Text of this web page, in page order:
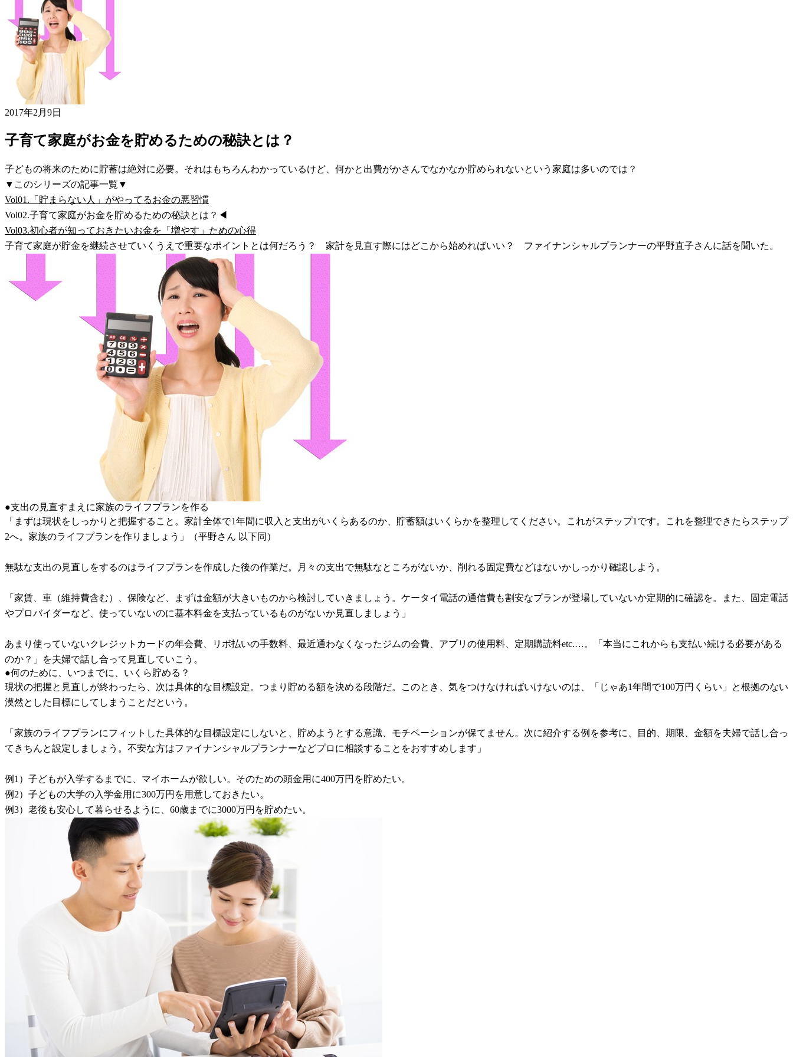
2017年2月9日
子育て家庭がお金を貯めるための秘訣とは？
子どもの将来のために貯蓄は絶対に必要。それはもちろんわかっているけど、何かと出費がかさんでなかなか貯められないという家庭は多いのでは？
▼このシリーズの記事一覧▼
Vol01.「貯まらない人」がやってるお金の悪習慣
Vol02.子育て家庭がお金を貯めるための秘訣とは？◀
Vol03.初心者が知っておきたいお金を「増やす」ための心得
子育て家庭が貯金を継続させていくうえで重要なポイントとは何だろう？ 家計を見直す際にはどこから始めればいい？ ファイナンシャルプランナーの平野直子さんに話を聞いた。
●支出の見直すまえに家族のライフプランを作る
「まずは現状をしっかりと把握すること。家計全体で1年間に収入と支出がいくらあるのか、貯蓄額はいくらかを整理してください。これがステップ1です。これを整理できたらステップ
2へ。家族のライフプランを作りましょう」（平野さん 以下同）
無駄な支出の見直しをするのはライフプランを作成した後の作業だ。月々の支出で無駄なところがないか、削れる固定費などはないかしっかり確認しよう。
「家賃、車（維持費含む）、保険など、まずは金額が大きいものから検討していきましょう。ケータイ電話の通信費も割安なプランが登場していないか定期的に確認を。また、固定電話
やプロバイダーなど、使っていないのに基本料金を支払っているものがないか見直しましょう」
あまり使っていないクレジットカードの年会費、リボ払いの手数料、最近通わなくなったジムの会費、アプリの使用料、定期購読料etc.…。「本当にこれからも支払い続ける必要がある
のか？」を夫婦で話し合って見直していこう。
●何のために、いつまでに、いくら貯める？
現状の把握と見直しが終わったら、次は具体的な目標設定。つまり貯める額を決める段階だ。このとき、気をつけなければいけないのは、「じゃあ1年間で100万円くらい」と根拠のない
漠然とした目標にしてしまうことだという。
「家族のライフプランにフィットした具体的な目標設定にしないと、貯めようとする意識、モチベーションが保てません。次に紹介する例を参考に、目的、期限、金額を夫婦で話し合っ
てきちんと設定しましょう。不安な方はファイナンシャルプランナーなどプロに相談することをおすすめします」
例1）子どもが入学するまでに、マイホームが欲しい。そのための頭金用に400万円を貯めたい。
例2）子どもの大学の入学金用に300万円を用意しておきたい。
例3）老後も安心して暮らせるように、60歳までに3000万円を貯めたい。